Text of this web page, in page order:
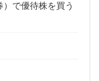
で優待株を買う